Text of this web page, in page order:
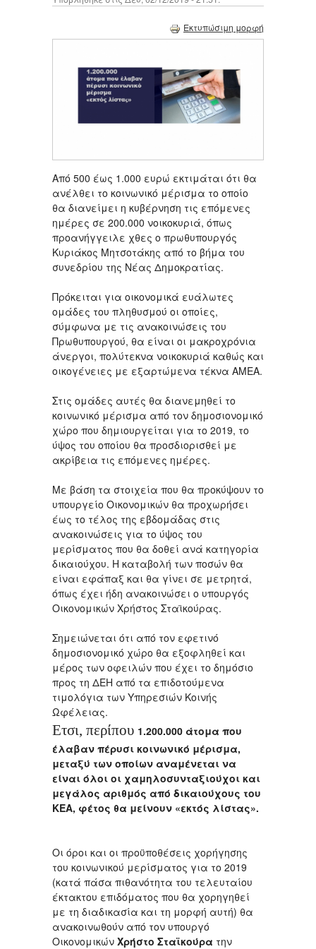
Εκτυπώσιμη μορφή
Από 500 έως 1.000 ευρώ εκτιμάται ότι θα
ανέλθει το κοινωνικό μέρισμα το οποίο
θα διανείμει η κυβέρνηση τις επόμενες
ημέρες σε 200.000 νοικοκυριά, όπως
προανήγγειλε χθες ο πρωθυπουργός
Κυριάκος Μητσοτάκης από το βήμα του
συνεδρίου της Νέας Δημοκρατίας.
Πρόκειται για οικονομικά ευάλωτες
ομάδες του πληθυσμού οι οποίες,
σύμφωνα με τις ανακοινώσεις του
Πρωθυπουργού, θα είναι οι μακροχρόνια
άνεργοι, πολύτεκνα νοικοκυριά καθώς και
οικογένειες με εξαρτώμενα τέκνα ΑΜΕΑ.
Στις ομάδες αυτές θα διανεμηθεί το
κοινωνικό μέρισμα από τον δημοσιονομικό
χώρο που δημιουργείται για το 2019, το
ύψος του οποίου θα προσδιορισθεί με
ακρίβεια τις επόμενες ημέρες.
Με βάση τα στοιχεία που θα προκύψουν το
υπουργείο Οικονομικών θα προχωρήσει
έως το τέλος της εβδομάδας στις
ανακοινώσεις για το ύψος του
μερίσματος που θα δοθεί ανά κατηγορία
δικαιούχου. Η καταβολή των ποσών θα
είναι εφάπαξ και θα γίνει σε μετρητά,
όπως έχει ήδη ανακοινώσει ο υπουργός
Οικονομικών Χρήστος Σταϊκούρας.
Σημειώνεται ότι από τον εφετινό
δημοσιονομικό χώρο θα εξοφληθεί και
μέρος των οφειλών που έχει το δημόσιο
προς τη ΔΕΗ από τα επιδοτούμενα
τιμολόγια των Υπηρεσιών Κοινής
Ωφέλειας.
Ετσι, περίπου 1.200.000 άτομα που
έλαβαν πέρυσι κοινωνικό μέρισμα,
μεταξύ των οποίων αναμένεται να
είναι όλοι οι χαμηλοσυνταξιούχοι και
μεγάλος αριθμός από δικαιούχους του
ΚΕΑ, φέτος θα μείνουν «εκτός λίστας».
Οι όροι και οι προϋποθέσεις χορήγησης
του κοινωνικού μερίσματος για το 2019
(κατά πάσα πιθανότητα του τελευταίου
έκτακτου επιδόματος που θα χορηγηθεί
με τη διαδικασία και τη μορφή αυτή) θα
ανακοινωθούν από τον υπουργό
Οικονομικών Χρήστο Σταϊκούρα την